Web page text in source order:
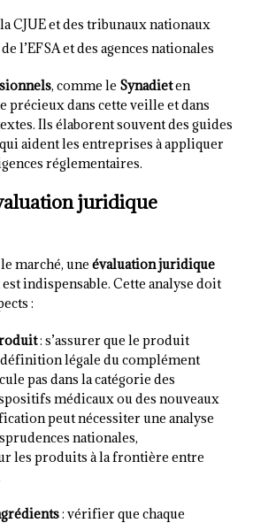
CJUE et des tribunaux nationaux
l’EFSA et des agences nationales
, comme le Synadieten
précieux dans cette veille et dans
Ils élaborent souvent des guides
aident les entreprises à appliquer
réglementaires.
juridique
marché, une évaluation juridique
indispensable. Cette analyse doit
:
: s’assurer que le produit
légale du complément
pas dans la catégorie des
médicaux ou des nouveaux
peut nécessiter une analyse
nationales,
les produits à la frontière entre
: vérifier que chaque